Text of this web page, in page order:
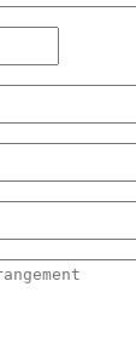
YYYY